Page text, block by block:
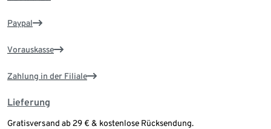
Paypal
Vorauskasse
Zahlung in der Filiale
Lieferung
Gratisversand ab 29 € & kostenlose Rücksendung.